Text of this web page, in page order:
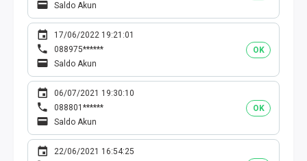
Saldo Akun
OK
17/06/2022 19:21:01
088975******
Saldo Akun
OK
06/07/2021 19:30:10
088801******
Saldo Akun
22/06/2021 16:54:25